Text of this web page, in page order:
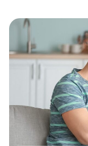
ค้นหาแพทย์
Search
TH